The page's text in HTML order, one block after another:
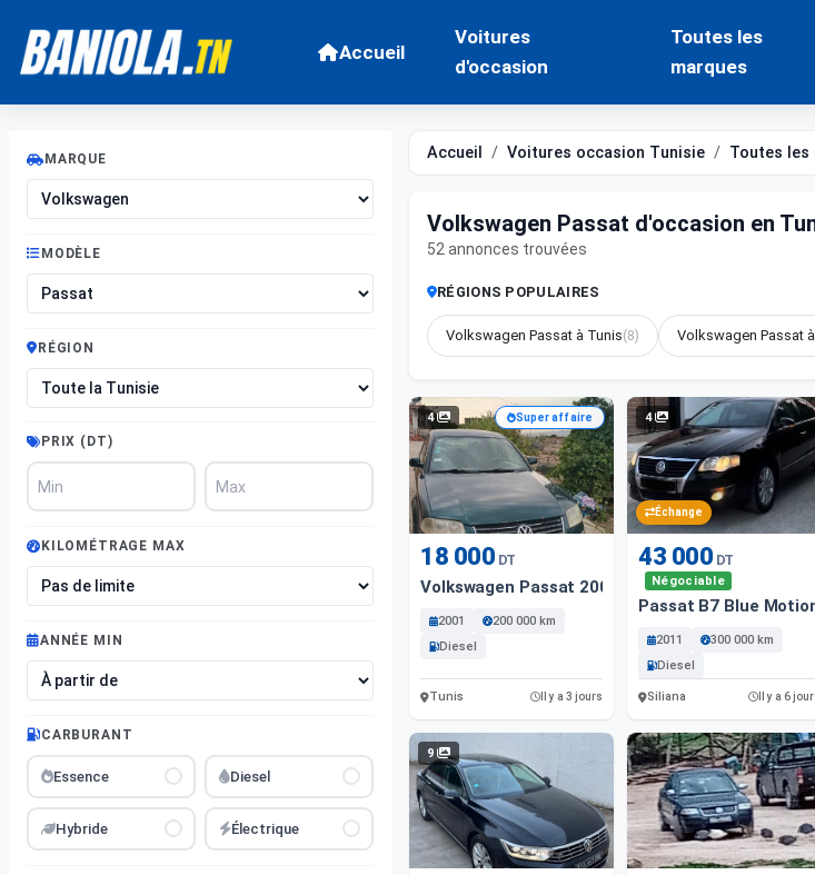
Accueil
Voitures
d'occasion
Toutes les
marques
MARQUE
MODÈLE
RÉGION
PRIX (DT)
KILOMÉTRAGE MAX
ANNÉE MIN
CARBURANT
Essence Diesel
Hybride Électrique
Accueil Voitures occasion Tunisie Toutes les
Volkswagen Passat d'occasion en
52 annonces trouvées
RÉGIONS POPULAIRES
Volkswagen Passat à Tunis(8) Volkswagen Passat
4 Super affaire
18 000 DT
Volkswagen Passat 2001 Diesel
2001
200 000 km
Diesel
Tunis Il y a 3 jours
4
Échange
43 000 DT
Négociable
Passat B7 Blue
2011
300 000 km
Diesel
Siliana Il y a 6
9